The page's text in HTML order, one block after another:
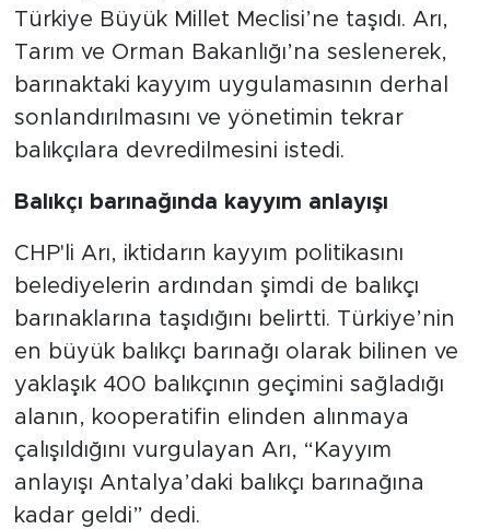
Türkiye Büyük Millet Meclisi’ne taşıdı. Arı,
Tarım ve Orman Bakanlığı’na seslenerek,
barınaktaki kayyım uygulamasının derhal
sonlandırılmasını ve yönetimin tekrar
balıkçılara devredilmesini istedi.
Balıkçı barınağında kayyım anlayışı
CHP'li Arı, iktidarın kayyım politikasını
belediyelerin ardından şimdi de balıkçı
barınaklarına taşıdığını belirtti. Türkiye’nin
en büyük balıkçı barınağı olarak bilinen ve
yaklaşık 400 balıkçının geçimini sağladığı
alanın, kooperatifin elinden alınmaya
çalışıldığını vurgulayan Arı, “Kayyım
anlayışı Antalya’daki balıkçı barınağına
kadar geldi” dedi.